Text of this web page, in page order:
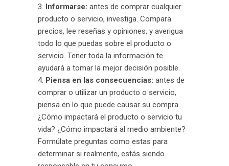
Informarse: antes de comprar cualquier
producto o servicio, investiga. Compara
precios, lee reseñas y opiniones, y averigua
todo lo que puedas sobre el producto o
servicio. Tener toda la información te
ayudará a tomar la mejor decisión posible.
Piensa en las consecuencias: antes de
comprar o utilizar un producto o servicio,
piensa en lo que puede causar su compra.
¿Cómo impactará el producto o servicio tu
vida? ¿Cómo impactará al medio ambiente?
Formúlate preguntas como estas para
determinar si realmente, estás siendo